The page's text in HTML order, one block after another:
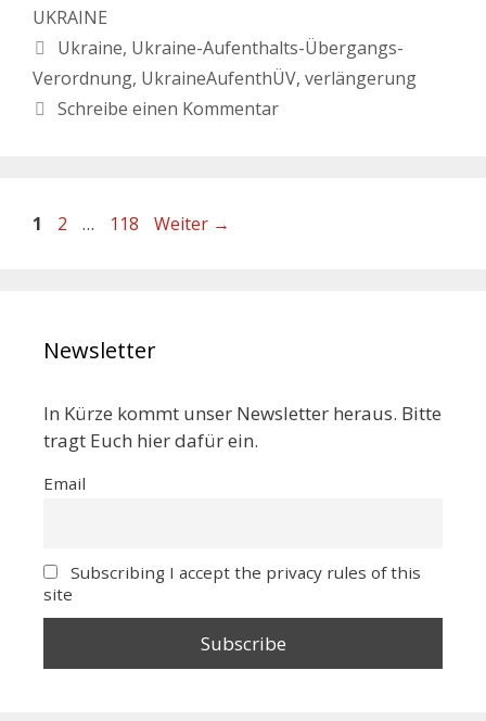
UKRAINE
Ukraine, Ukraine-Aufenthalts-Übergangs-
Verordnung, UkraineAufenthÜV, verlängerung
Schreibe einen Kommentar
1 2 … 118 Weiter →
Newsletter
In Kürze kommt unser Newsletter heraus. Bitte
tragt Euch hier dafür ein.
Email
Subscribing I accept the privacy rules of this
site